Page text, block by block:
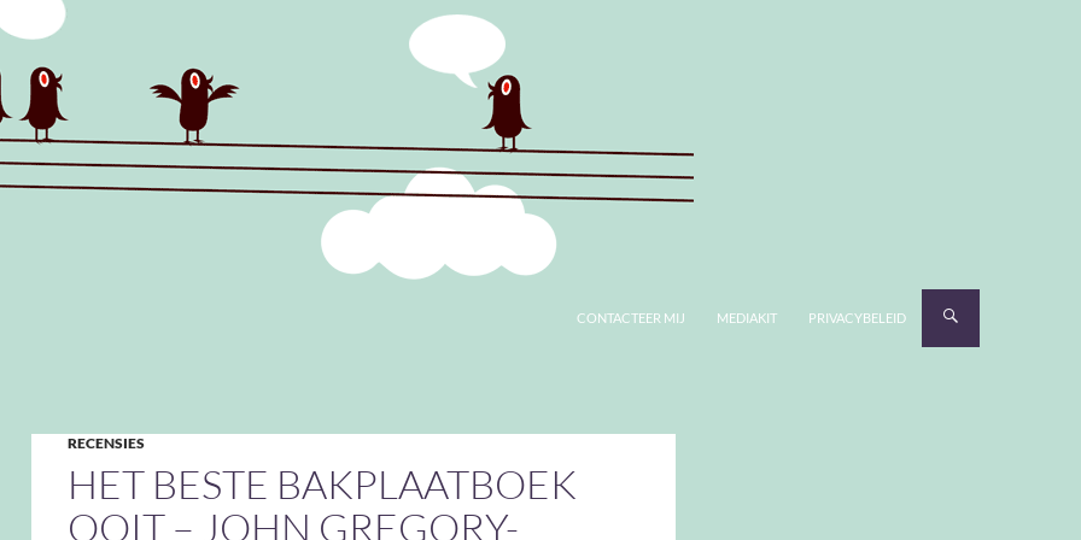
CONTACTEER MIJ MEDIAKIT PRIVACYBELEID
RECENSIES
HET BESTE BAKPLAATBOEK
OOIT – JOHN GREGORY-